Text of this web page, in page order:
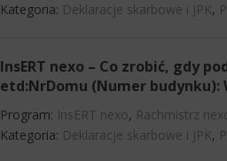
Kategoria: Deklaracje skarbowe i JPK,
InsERT nexo – Co zrobić, gdy
etd:NrDomu (Numer
Program: InsERT nexo, Rachmistrz
Kategoria: Deklaracje skarbowe i JPK,